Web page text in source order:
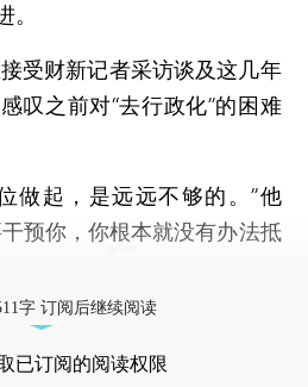
。
财新记者采访谈及这几年
叹之前对“去行政化”的困难
起，是远远不够的。”他
预你，你根本就没有办法抵
字 订阅后继续阅读
已订阅的阅读权限